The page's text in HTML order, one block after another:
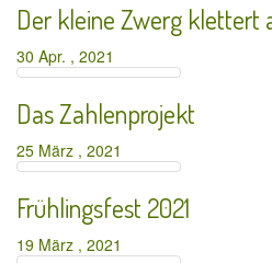
Der kleine Zwerg klettert
30 Apr. , 2021
Das Zahlenprojekt
25 März , 2021
Frühlingsfest 2021
19 März , 2021